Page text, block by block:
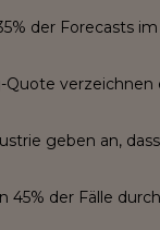
der Forecasts
verzeichnen
geben an,
45% der Fälle